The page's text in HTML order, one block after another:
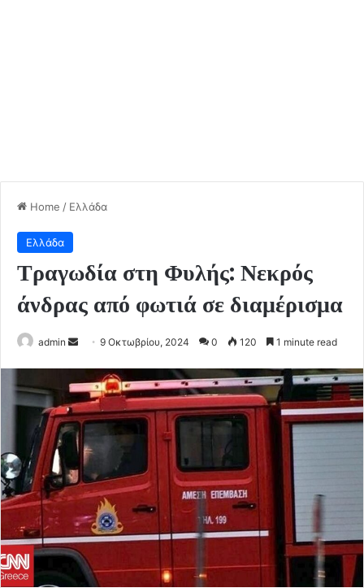
Home / Ελλάδα
Ελλάδα
Τραγωδία στη Φυλής: Νεκρός
άνδρας από φωτιά σε διαμέρισμα
admin
Send
email
9 Οκτωβρίου, 2024 0 120 1 minute read